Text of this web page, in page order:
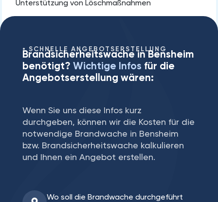
Unterstützung von Löschmaßnahmen
SCHNELLE ANGEBOTSERSTELLUNG
Brandsicherheitswache in Bensheim
benötigt? Wichtige Infos für die
Angebotserstellung wären:
Wenn Sie uns diese Infos kurz
durchgeben, können wir die Kosten für die
notwendige Brandwache in Bensheim
bzw. Brandsicherheitswache kalkulieren
und Ihnen ein Angebot erstellen.
Wo soll die Brandwache durchgeführt